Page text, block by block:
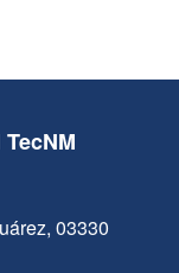
03330